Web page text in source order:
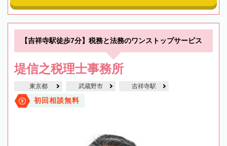
【吉祥寺駅徒歩7分】税務と法務のワンストップサービス
堤信之税理士事務所
東京都 武蔵野市 吉祥寺駅
初回相談無料